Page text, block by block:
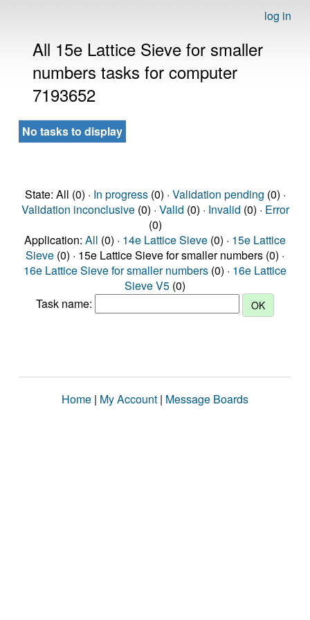
log in
All 15e Lattice Sieve for smaller
numbers tasks for computer
7193652
No tasks to display
State: All (0) · In progress(0) · Validation pending (0) ·
Validation inconclusive(0) · Valid (0) · Invalid (0) · Error
(0)
Application: All (0) · 14e Lattice Sieve (0) · 15e Lattice
Sieve (0) · 15e Lattice Sieve for smaller numbers (0) ·
16e Lattice Sieve for smaller numbers (0) · 16e Lattice
Sieve V5 (0)
Task name:
Home | My Account | Message Boards